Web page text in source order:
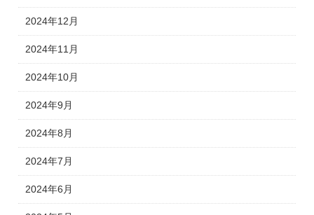
2024年12月
2024年11月
2024年10月
2024年9月
2024年8月
2024年7月
2024年6月